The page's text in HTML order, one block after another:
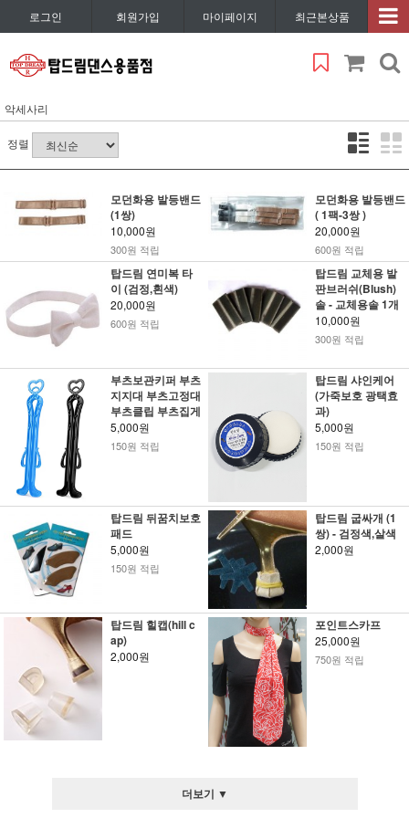
로그인 회원가입 마이페이지 최근본상품
악세사리
정렬
모던화용 발등밴드
(1쌍)
10,000원
300원 적립
모던화용 발등밴드
( 1팩-3쌍 )
20,000원
600원 적립
탑드림 연미복 타
이 (검정,흰색)
20,000원
600원 적립
탑드림 교체용 발
판브러쉬(Blush)
솔 - 교체용솔 1개
10,000원
300원 적립
부츠보관키퍼 부츠
지지대 부츠고정대
부츠클립 부츠집게
5,000원
150원 적립
탑드림 샤인케어
(가죽보호 광택효
과)
5,000원
150원 적립
탑드림 뒤꿈치보호
패드
5,000원
150원 적립
탑드림 굽싸개 (1
쌍) - 검정색,살색
2,000원
탑드림 힐캡(hill c
ap)
2,000원
포인트스카프
25,000원
750원 적립
더보기 ▼